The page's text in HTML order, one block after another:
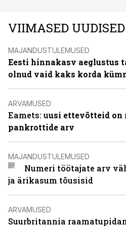
VIIMASED UUDISED
MAJANDUSTULEMUSED
Eesti hinnakasv aeglustus
olnud vaid kaks korda
ARVAMUSED
Eamets: uusi ettevõtteid on
pankrottide arv
MAJANDUSTULEMUSED
Numeri töötajate arv
ja ärikasum tõusisid
ARVAMUSED
Suurbritannia